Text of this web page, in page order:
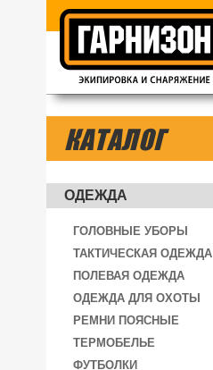
КАТАЛОГ
ОДЕЖДА
ГОЛОВНЫЕ УБОРЫ
ТАКТИЧЕСКАЯ ОДЕЖДА
ПОЛЕВАЯ ОДЕЖДА
ОДЕЖДА ДЛЯ ОХОТЫ
РЕМНИ ПОЯСНЫЕ
ТЕРМОБЕЛЬЕ
ФУТБОЛКИ